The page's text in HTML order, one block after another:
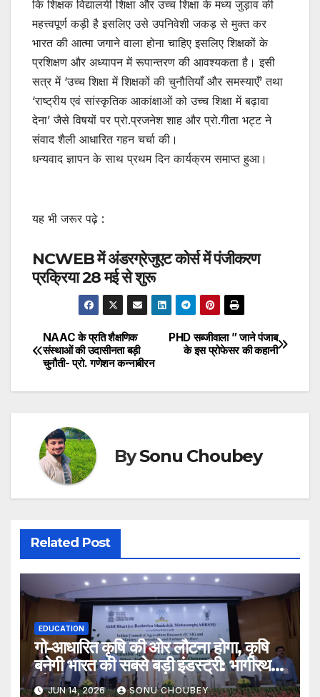
कि शिक्षक विद्यालयी शिक्षा और उच्च शिक्षा के मध्य जुड़ाव की
महत्त्वपूर्ण कड़ी है इसलिए उसे उपनिवेशी जकड़ से मुक्त कर
भारत की आत्मा जगाने वाला होना चाहिए इसलिए शिक्षकों के
प्रशिक्षण और अध्यापन में रूपान्तरण की आवश्यकता है। इसी
सत्र में ‘उच्च शिक्षा में शिक्षकों की चुनौतियाँ और समस्याएँ’ तथा
‘राष्ट्रीय एवं सांस्कृतिक आकांक्षाओं को उच्च शिक्षा में बढ़ावा
देना’ जैसे विषयों पर प्रो.प्रजनेश शाह और प्रो.गीता भट्ट ने
संवाद शैली आधारित गहन चर्चा की।
धन्यवाद ज्ञापन के साथ प्रथम दिन कार्यक्रम समाप्त हुआ।
यह भी जरूर पढ़े :
NCWEB में अंडरग्रेजुएट कोर्स में पंजीकरण
प्रक्रिया 28 मई से शुरू
Post
navigation
PHD सब्जीवाला ” जाने पंजाब
के इस प्रोफेसर की कहानी
NAAC के प्रति शैक्षणिक
संस्थाओं की उदासीनता बड़ी
चुनौती- प्रो. गणेशन कन्नाबीरन
BySonu Choubey
Related Post
EDUCATION
गो-आधारित कृषि की ओर लौटना होगा, कृषि
बनेगी भारत की सबसे बड़ी इंडस्ट्री: भागीरथ
चौधरी
JUN 14, 2026 SONU CHOUBEY